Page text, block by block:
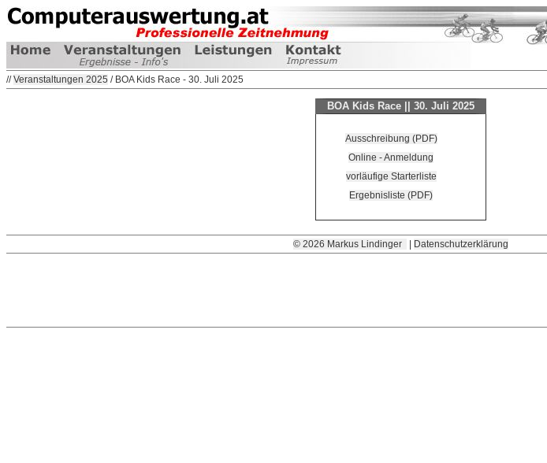
//Veranstaltungen 2025 / BOA Kids Race - 30. Juli 2025
BOA Kids Race || 30. Juli 2025
Ausschreibung (PDF)
Online - Anmeldung
vorläufige Starterliste
Ergebnisliste (PDF)
© 2026 Markus Lindinger Datenschutzerklärung